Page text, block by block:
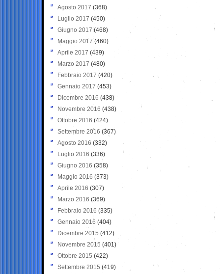
Agosto 2017 (368)
Luglio 2017 (450)
Giugno 2017 (468)
Maggio 2017 (460)
Aprile 2017 (439)
Marzo 2017 (480)
Febbraio 2017 (420)
Gennaio 2017 (453)
Dicembre 2016 (438)
Novembre 2016 (438)
Ottobre 2016 (424)
Settembre 2016 (367)
Agosto 2016 (332)
Luglio 2016 (336)
Giugno 2016 (358)
Maggio 2016 (373)
Aprile 2016 (307)
Marzo 2016 (369)
Febbraio 2016 (335)
Gennaio 2016 (404)
Dicembre 2015 (412)
Novembre 2015 (401)
Ottobre 2015 (422)
Settembre 2015 (419)